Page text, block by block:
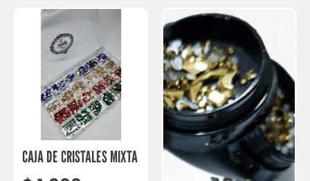
CAJA DE CRISTALES MIXTA